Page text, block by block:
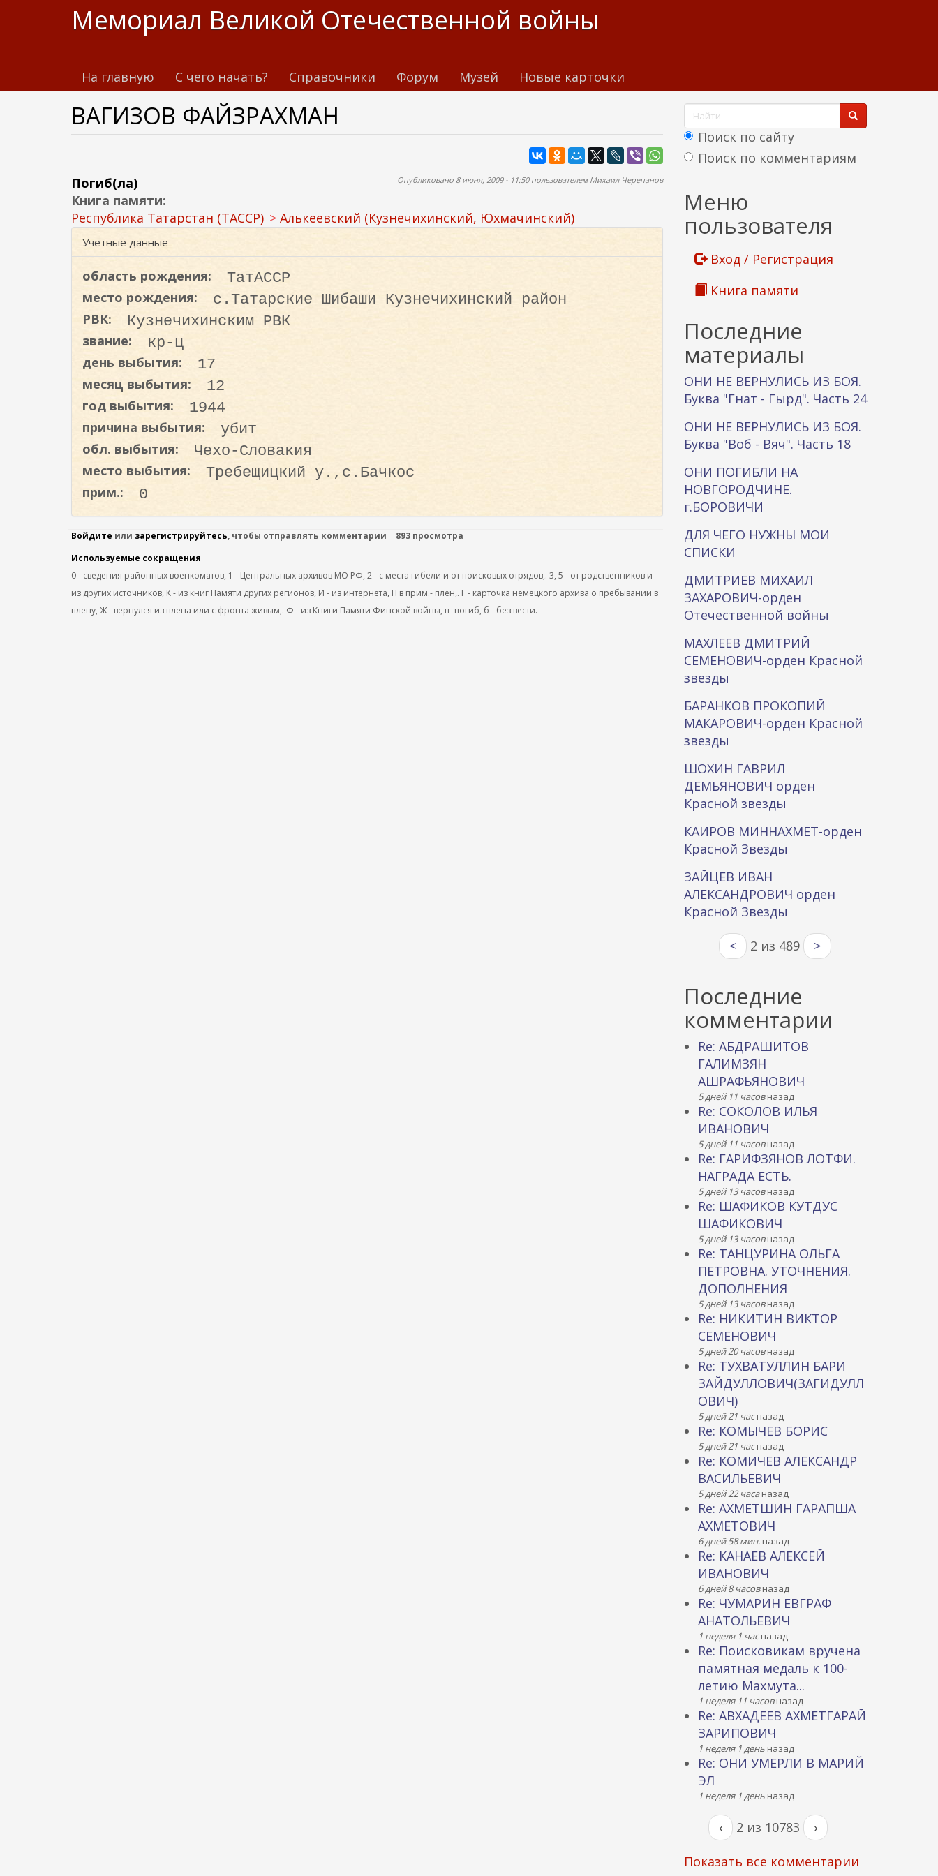
т
Мемориал Великой Отечественной войны
На главную С чего начать? Справочники Форум Музей Новые карточки
ВАГИЗОВ ФАЙЗРАХМАН
Опубликовано 8 июня, 2009 - 11:50 пользователем Михаил Черепанов
Погиб(ла)
Книга памяти:
Республика Татарстан (ТАССР)
Алькеевский (Кузнечихинский, Юхмачинский)
Учетные данные
область рождения: ТатАССР
место рождения: с.Татарские Шибаши Кузнечихинский район
РВК: Кузнечихинским РВК
звание: кр-ц
день выбытия: 17
месяц выбытия: 12
год выбытия: 1944
причина выбытия: убит
обл. выбытия: Чехо-Словакия
место выбытия: Требещицкий у.,с.Бачкос
прим.: 0
Войдите или зарегистрируйтесь, чтобы отправлять комментарии
893 просмотра
Используемые сокращения
0 - сведения районных военкоматов, 1 - Центральных архивов МО РФ, 2 - с места гибели и от поисковых отрядов,. 3, 5 - от родственников и
из других источников, К - из книг Памяти других регионов, И - из интернета, П в прим.- плен,. Г - карточка немецкого архива о пребывании в
плену, Ж - вернулся из плена или с фронта живым,. Ф - из Книги Памяти Финской войны, п- погиб, б - без вести.
Ф
о
р
а
п
о
и
к
а
Поиск по сайту
Поиск по комментариям
Меню
пользователя
Вход / Регистрация
Книга памяти
Последние
материалы
ОНИ НЕ ВЕРНУЛИСЬ ИЗ БОЯ.
Буква "Гнат - Гырд". Часть 24
ОНИ НЕ ВЕРНУЛИСЬ ИЗ БОЯ.
Буква "Воб - Вяч". Часть 18
ОНИ ПОГИБЛИ НА
НОВГОРОДЧИНЕ.
г.БОРОВИЧИ
ДЛЯ ЧЕГО НУЖНЫ МОИ
СПИСКИ
ДМИТРИЕВ МИХАИЛ
ЗАХАРОВИЧ-орден
Отечественной войны
МАХЛЕЕВ ДМИТРИЙ
СЕМЕНОВИЧ-орден Красной
звезды
БАРАНКОВ ПРОКОПИЙ
МАКАРОВИЧ-орден Красной
звезды
ШОХИН ГАВРИЛ
ДЕМЬЯНОВИЧ орден
Красной звезды
КАИРОВ МИННАХМЕТ-орден
Красной Звезды
ЗАЙЦЕВ ИВАН
АЛЕКСАНДРОВИЧ орден
Красной Звезды
< 2 из 489 >
Последние
комментарии
Re: АБДРАШИТОВ
ГАЛИМЗЯН
АШРАФЬЯНОВИЧ
5 дней 11 часовназад
Re: СОКОЛОВ ИЛЬЯ
ИВАНОВИЧ
5 дней 11 часовназад
Re: ГАРИФЗЯНОВ ЛОТФИ.
НАГРАДА ЕСТЬ.
5 дней 13 часовназад
Re: ШАФИКОВ КУТДУС
ШАФИКОВИЧ
5 дней 13 часовназад
Re: ТАНЦУРИНА ОЛЬГА
ПЕТРОВНА. УТОЧНЕНИЯ.
ДОПОЛНЕНИЯ
5 дней 13 часовназад
Re: НИКИТИН ВИКТОР
СЕМЕНОВИЧ
5 дней 20 часовназад
Re: ТУХВАТУЛЛИН БАРИ
ЗАЙДУЛЛОВИЧ(ЗАГИДУЛЛ
ОВИЧ)
5 дней 21 часназад
Re: КОМЫЧЕВ БОРИС
5 дней 21 часназад
Re: КОМИЧЕВ АЛЕКСАНДР
ВАСИЛЬЕВИЧ
5 дней 22 часаназад
Re: АХМЕТШИН ГАРАПША
АХМЕТОВИЧ
6 дней 58 мин.назад
Re: КАНАЕВ АЛЕКСЕЙ
ИВАНОВИЧ
6 дней 8 часовназад
Re: ЧУМАРИН ЕВГРАФ
АНАТОЛЬЕВИЧ
1 неделя 1 часназад
Re: Поисковикам вручена
памятная медаль к 100-
летию Махмута...
1 неделя 11 часовназад
Re: АВХАДЕЕВ АХМЕТГАРАЙ
ЗАРИПОВИЧ
1 неделя 1 деньназад
Re: ОНИ УМЕРЛИ В МАРИЙ
ЭЛ
1 неделя 1 деньназад
‹ 2 из 10783 ›
Показать все комментарии